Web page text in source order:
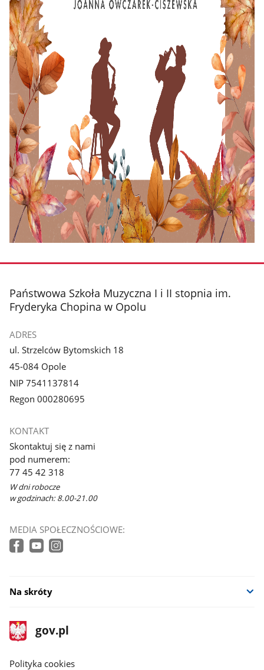
stopka
Państwowa Szkoła Muzyczna I i II stopnia im.
Fryderyka Chopina w Opolu
ADRES
ul. Strzelców Bytomskich 18
45-084 Opole
NIP 7541137814
Regon 000280695
KONTAKT
Skontaktuj się z nami
pod numerem:
77 45 42 318
W dni robocze
w godzinach: 8.00-21.00
MEDIA SPOŁECZNOŚCIOWE:
Na skróty
stopka
gov.pl
Strona
gov.pl
gov.pl
Polityka cookies